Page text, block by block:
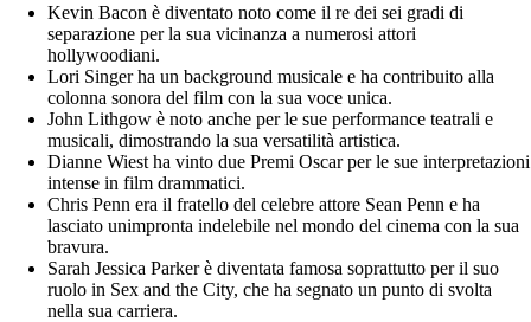
Kevin Bacon è diventato noto come il re dei sei gradi di
separazione per la sua vicinanza a numerosi attori
hollywoodiani.
Lori Singer ha un background musicale e ha contribuito alla
colonna sonora del film con la sua voce unica.
John Lithgow è noto anche per le sue performance teatrali e
musicali, dimostrando la sua versatilità artistica.
Dianne Wiest ha vinto due Premi Oscar per le sue interpretazioni
intense in film drammatici.
Chris Penn era il fratello del celebre attore Sean Penn e ha
lasciato unimpronta indelebile nel mondo del cinema con la sua
bravura.
Sarah Jessica Parker è diventata famosa soprattutto per il suo
ruolo in Sex and the City, che ha segnato un punto di svolta
nella sua carriera.